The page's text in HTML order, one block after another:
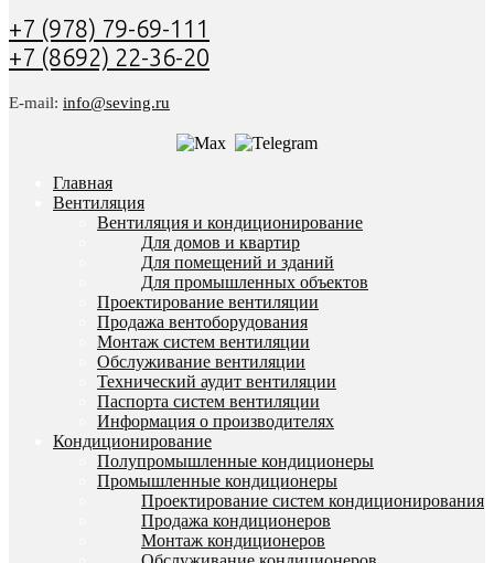
+7 (978) 79-69-111
+7 (8692) 22-36-20
E-mail: info@seving.ru
Главная
Вентиляция
Вентиляция и кондиционирование
Для домов и квартир
Для помещений и зданий
Для промышленных объектов
Проектирование вентиляции
Продажа вентоборудования
Монтаж систем вентиляции
Обслуживание вентиляции
Технический аудит вентиляции
Паспорта систем вентиляции
Информация о производителях
Кондиционирование
Полупромышленные кондиционеры
Промышленные кондиционеры
Проектирование систем кондиционирования
Продажа кондиционеров
Монтаж кондиционеров